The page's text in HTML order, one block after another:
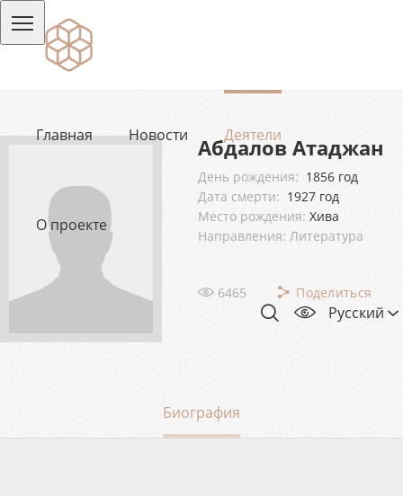
Главная Новости Деятели
О проекте
Русский
Абдалов Атаджан
День рождения: 1856 год
Дата смерти: 1927 год
Место рождения: Хива
Направления: Литература
6465 Поделиться
Биография